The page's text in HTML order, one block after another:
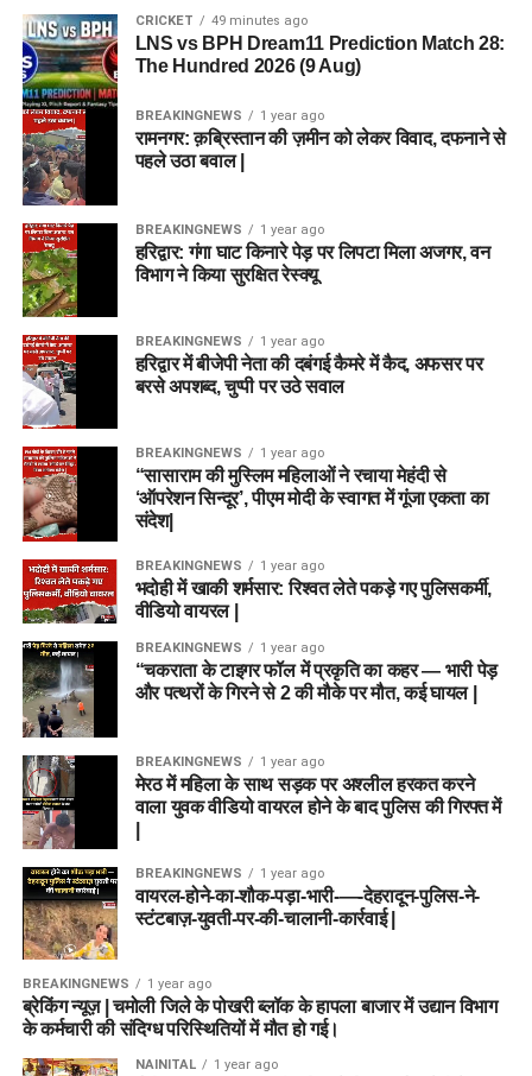
CRICKET 49 minutes ago
LNS vs BPH Dream11 Prediction Match 28:
The Hundred 2026 (9 Aug)
BREAKINGNEWS 1 year ago
रामनगर: क़ब्रिस्तान की ज़मीन को लेकर विवाद, दफनाने से
पहले उठा बवाल |
BREAKINGNEWS 1 year ago
हरिद्वार: गंगा घाट किनारे पेड़ पर लिपटा मिला अजगर, वन
विभाग ने किया सुरक्षित रेस्क्यू
BREAKINGNEWS 1 year ago
हरिद्वार में बीजेपी नेता की दबंगई कैमरे में कैद, अफसर पर
बरसे अपशब्द, चुप्पी पर उठे सवाल
BREAKINGNEWS 1 year ago
“सासाराम की मुस्लिम महिलाओं ने रचाया मेहंदी से
‘ऑपरेशन सिन्दूर’, पीएम मोदी के स्वागत में गूंजा एकता का
संदेश|
BREAKINGNEWS 1 year ago
भदोही में खाकी शर्मसार: रिश्वत लेते पकड़े गए पुलिसकर्मी,
वीडियो वायरल |
BREAKINGNEWS 1 year ago
“चकराता के टाइगर फॉल में प्रकृति का कहर — भारी पेड़
और पत्थरों के गिरने से 2 की मौके पर मौत, कई घायल |
BREAKINGNEWS 1 year ago
मेरठ में महिला के साथ सड़क पर अश्लील हरकत करने
वाला युवक वीडियो वायरल होने के बाद पुलिस की गिरफ्त में
BREAKINGNEWS 1 year ago
वायरल-होने-का-शौक-पड़ा-भारी-—-देहरादून-पुलिस-ने-
स्टंटबाज़-युवती-पर-की-चालानी-कार्रवाई |
BREAKINGNEWS 1 year ago
ब्रेकिंग न्यूज़ | चमोली जिले के पोखरी ब्लॉक के हापला बाजार में उद्यान विभाग
के कर्मचारी की संदिग्ध परिस्थितियों में मौत हो गई।
NAINITAL 1 year ago